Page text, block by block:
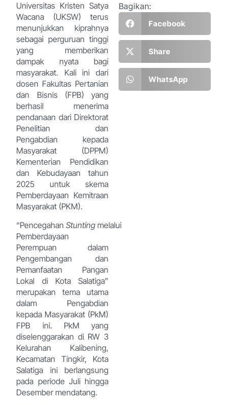
Universitas Kristen Satya
Wacana (UKSW) terus
menunjukkan kiprahnya
sebagai perguruan tinggi
yang memberikan
dampak nyata bagi
masyarakat. Kali ini dari
dosen Fakultas Pertanian
dan Bisnis (FPB) yang
berhasil menerima
pendanaan dari Direktorat
Penelitian dan
Pengabdian kepada
Masyarakat (DPPM)
Kementerian Pendidikan
dan Kebudayaan tahun
2025 untuk skema
Pemberdayaan Kemitraan
Masyarakat (PKM).
“PencegahanStunting melalui
Pemberdayaan
Perempuan dalam
Pengembangan dan
Pemanfaatan Pangan
Lokal di Kota Salatiga”
merupakan tema utama
dalam Pengabdian
kepada Masyarakat (PkM)
FPB ini. PkM yang
diselenggarakan di RW 3
Kelurahan Kalibening,
Kecamatan Tingkir, Kota
Salatiga ini berlangsung
pada periode Juli hingga
Desember mendatang.
Bagikan:
Facebook
Share
WhatsApp